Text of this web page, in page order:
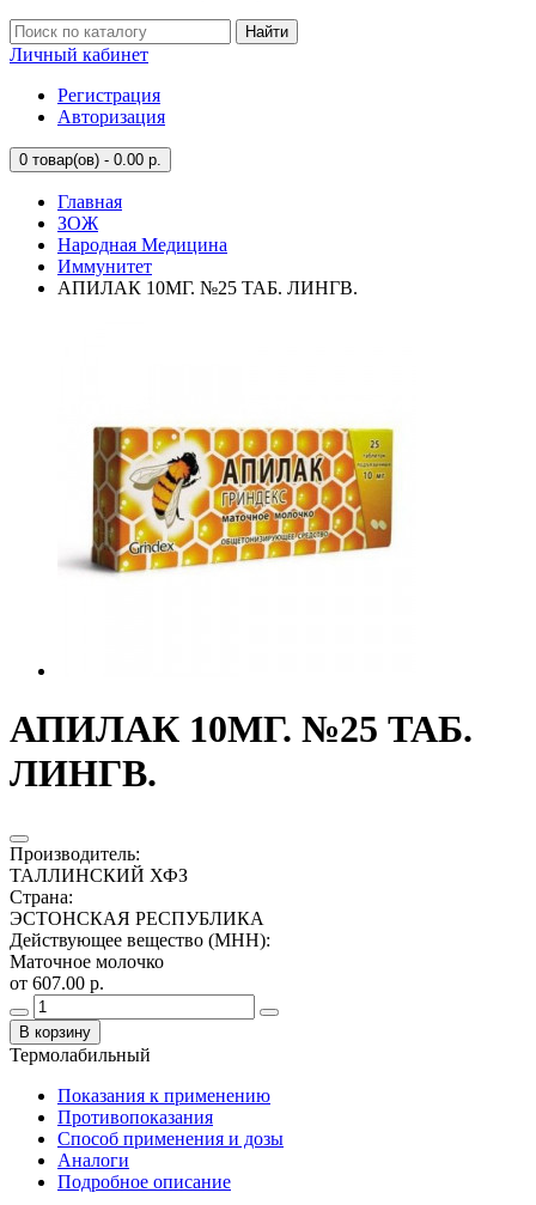
Найти
Личный кабинет
Регистрация
Авторизация
0 товар(ов) - 0.00 р.
Главная
ЗОЖ
Народная Медицина
Иммунитет
АПИЛАК 10МГ. №25 ТАБ. ЛИНГВ.
АПИЛАК 10МГ. №25 ТАБ.
ЛИНГВ.
Производитель:
ТАЛЛИНСКИЙ ХФЗ
Страна:
ЭСТОНСКАЯ РЕСПУБЛИКА
Действующее вещество (МНН):
Маточное молочко
от 607.00 р.
В корзину
Термолабильный
Показания к применению
Противопоказания
Способ применения и дозы
Аналоги
Подробное описание